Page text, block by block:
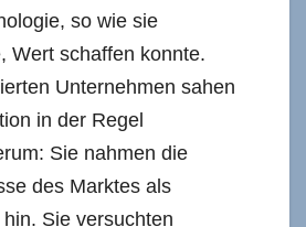
so wie sie
Wert schaffen konnte.
Unternehmen sahen
in der Regel
Sie nahmen die
des Marktes als
Sie versuchten